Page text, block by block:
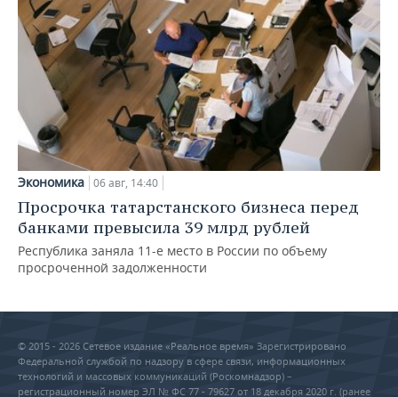
Экономика 06 авг, 14:40
Просрочка татарстанского бизнеса перед
банками превысила 39 млрд рублей
Республика заняла 11-е место в России по объему
просроченной задолженности
© 2015 - 2026 Сетевое издание «Реальное время» Зарегистрировано
Федеральной службой по надзору в сфере связи, информационных
технологий и массовых коммуникаций (Роскомнадзор) –
регистрационный номер ЭЛ № ФС 77 - 79627 от 18 декабря 2020 г. (ранее